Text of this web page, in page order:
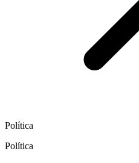
Política
Política